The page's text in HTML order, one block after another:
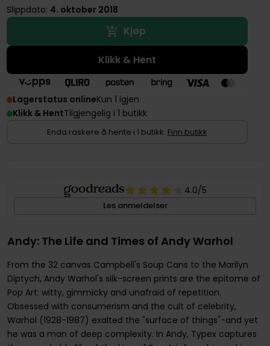
Slippdato: 4. oktober 2018
Kjøp
Klikk & Hent
Lagerstatus onlineKun 1 igjen
Klikk & HentTilgjengelig i 1 butikk
Enda raskere å hente i 1 butikk. Finn butikk
4.0/5
Les anmeldelser
Andy: The Life and Times of Andy Warhol
From the 32 canvas Campbell's Soup Cans to the Marilyn
Diptych, Andy Warhol's silk-screen prints are the epitome of
Pop Art: witty, gimmicky and unafraid of repetition.
Obsessed with consumerism and the cult of celebrity,
Warhol (1928-1987) exalted the "surface of things"-and yet
he was a man of deep complexity. In Andy, Typex captures